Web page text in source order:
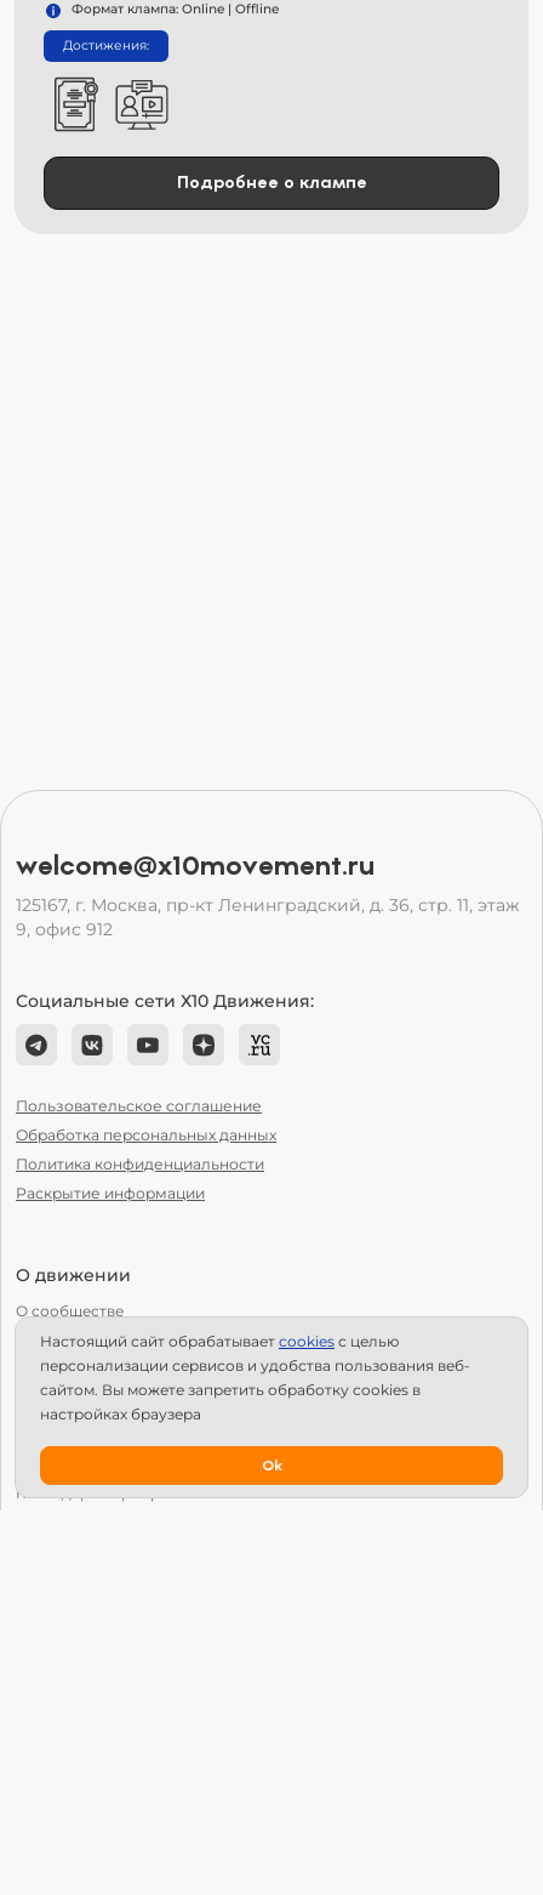
Формат клампа: Online | Offline
Достижения:
Подробнее о клампе
welcome@x10movement.ru
125167, г. Москва, пр-кт Ленинградский, д. 36, стр. 11, этаж
9, офис 912
Социальные сети Х10 Движения:
Пользовательское соглашение
Обработка персональных данных
Политика конфиденциальности
Раскрытие информации
О движении
О сообществе
С чего начать?
Структура Х10
Как стать региональным лидером?
Календарь мероприятий
Настоящий сайт обрабатывает сookies с целью
персонализации сервисов и удобства пользования веб-
сайтом. Вы можете запретить обработку сookies в
настройках браузера
Ok